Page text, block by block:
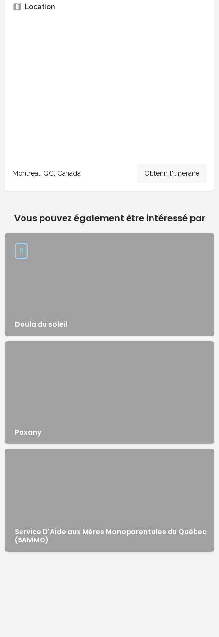
Location
Montréal, QC, Canada Obtenir l'itinéraire
Vous pouvez également être intéressé par
Doula du soleil
Paxany
Service D'Aide aux Mères Monoparentales du Québec
(SAMMQ)